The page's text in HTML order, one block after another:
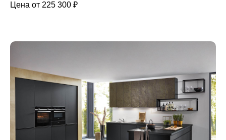
Цена от 225 300 ₽